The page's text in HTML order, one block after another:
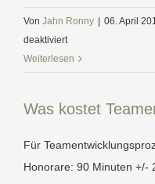
Von Jahn Ronny 06. April
deaktiviertfür
Woran
professionelle
Weiterlesen
Was kostet
Für
Honorare: 90 Minuten +/-